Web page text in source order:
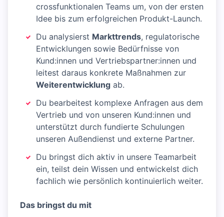
crossfunktionalen Teams um, von der ersten
Idee bis zum erfolgreichen Produkt-Launch.
Du analysierst Markttrends, regulatorische
Entwicklungen sowie Bedürfnisse von
Kund:innen und Vertriebspartner:innen und
leitest daraus konkrete Maßnahmen zur
Weiterentwicklung ab.
Du bearbeitest komplexe Anfragen aus dem
Vertrieb und von unseren Kund:innen und
unterstützt durch fundierte Schulungen
unseren Außendienst und externe Partner.
Du bringst dich aktiv in unsere Teamarbeit
ein, teilst dein Wissen und entwickelst dich
fachlich wie persönlich kontinuierlich weiter.
Das bringst du mit